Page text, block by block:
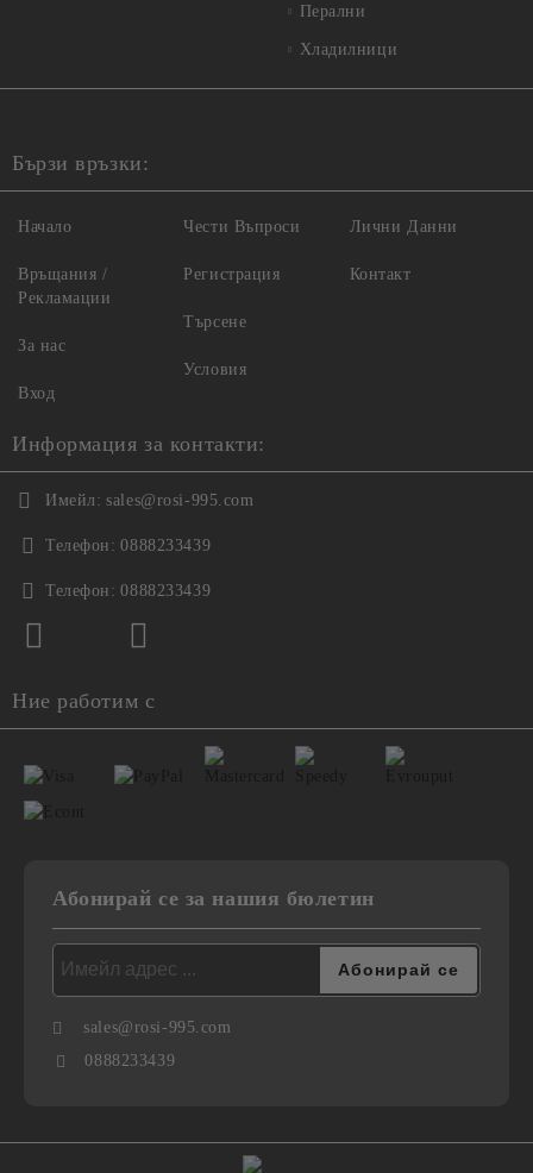
Перални
Хладилници
Бързи връзки:
Начало
Връщания /
Рекламации
За нас
Вход
Чести Въпроси
Регистрация
Търсене
Условия
Лични Данни
Контакт
Информация за контакти:
Имейл: sales@rosi-995.com
Телефон: 0888233439
Телефон: 0888233439
Ние работим с
Абонирай се за нашия бюлетин
sales@rosi-995.com
0888233439